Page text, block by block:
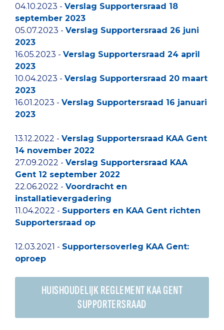
04.10.2023 - Verslag Supportersraad 18
september 2023
05.07.2023 - Verslag Supportersraad 26 juni
2023
16.05.2023 - Verslag Supportersraad 24 april
2023
10.04.2023 - Verslag Supportersraad 20 maart
2023
16.01.2023 - Verslag Supportersraad 16 januari
2023
13.12.2022 - Verslag Supportersraad KAA Gent
14 november 2022
27.09.2022 - Verslag Supportersraad KAA
Gent 12 september 2022
22.06.2022 - Voordracht en
installatievergadering
11.04.2022 - Supporters en KAA Gent richten
Supportersraad op
12.03.2021 - Supportersoverleg KAA Gent:
oproep
HUISHOUDELIJK REGLEMENT KAA GENT
SUPPORTERSRAAD